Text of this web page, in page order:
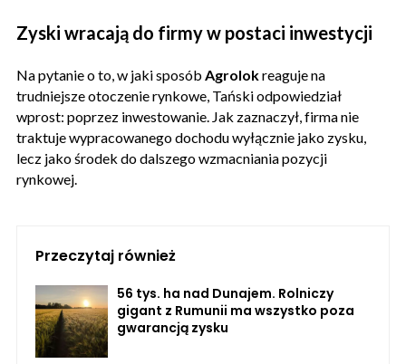
Zyski wracają do firmy w postaci inwestycji
Na pytanie o to, w jaki sposób Agrolokreaguje na
trudniejsze otoczenie rynkowe, Tański odpowiedział
wprost: poprzez inwestowanie. Jak zaznaczył, firma nie
traktuje wypracowanego dochodu wyłącznie jako zysku,
lecz jako środek do dalszego wzmacniania pozycji
rynkowej.
Przeczytaj również
56 tys. ha nad Dunajem. Rolniczy
gigant z Rumunii ma wszystko poza
gwarancją zysku